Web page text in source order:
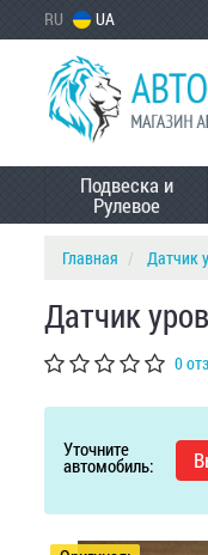
RU UA
Подвеска и
Рулевое
Главная Датчик
Датчик
0
Уточните
автомобиль: